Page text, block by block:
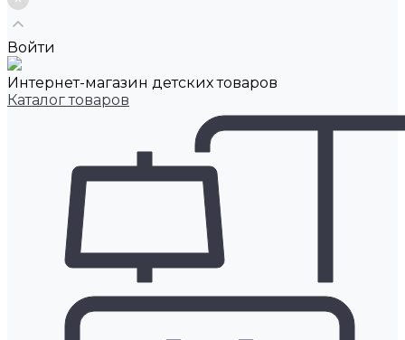
Войти
Интернет-магазин детских товаров
Каталог товаров